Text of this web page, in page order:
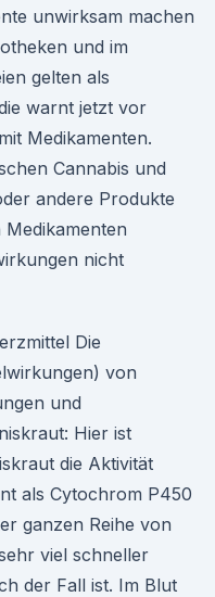
unwirksam machen
und im
gelten als
warnt jetzt vor
Medikamenten.
Cannabis und
andere Produkte
nicht
Die
von
und
Hier ist
die Aktivität
als Cytochrom P450
ganzen Reihe von
viel schneller
der Fall ist. Im Blut